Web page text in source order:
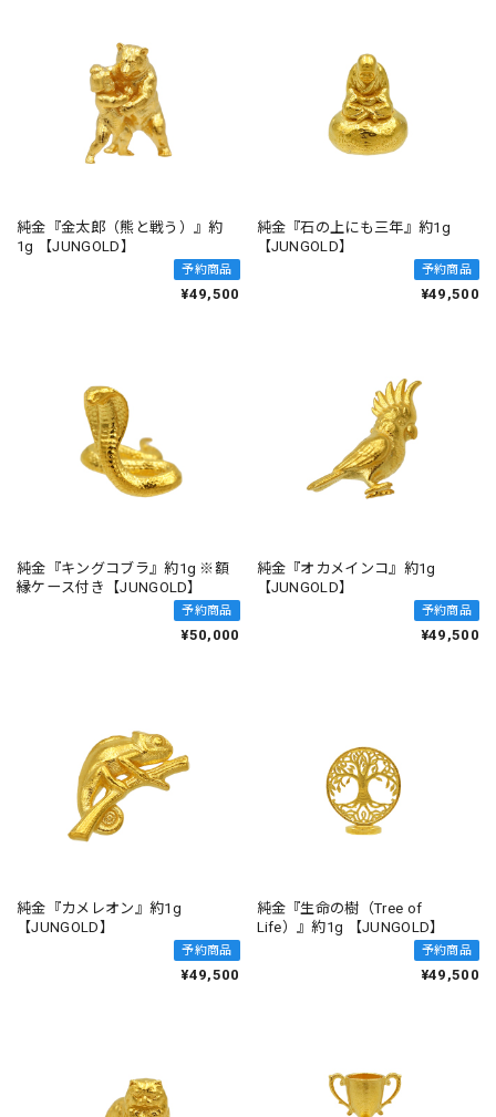
純金『金太郎（熊と戦う）』約
1g 【JUNGOLD】
予約商品
¥49,500
純金『石の上にも三年』約1g
【JUNGOLD】
予約商品
¥49,500
純金『キングコブラ』約1g ※額
縁ケース付き【JUNGOLD】
予約商品
¥50,000
純金『オカメインコ』約1g
【JUNGOLD】
予約商品
¥49,500
純金『カメレオン』約1g
【JUNGOLD】
予約商品
¥49,500
純金『生命の樹（Tree of
Life）』約1g 【JUNGOLD】
予約商品
¥49,500